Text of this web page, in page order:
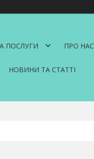
ПОСЛУГИ ПРО НАС
НОВИНИ ТА СТАТТІ